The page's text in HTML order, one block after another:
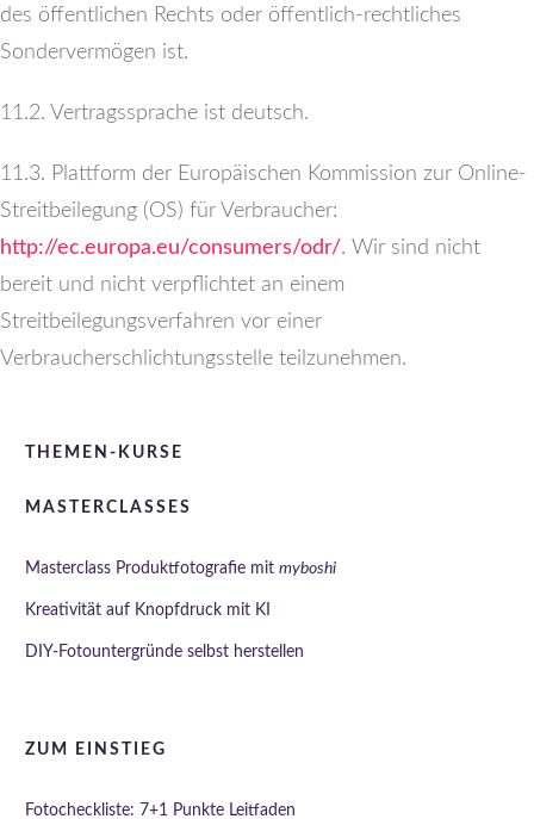
des öffentlichen Rechts oder öffentlich-rechtliches
Sondervermögen ist.
11.2. Vertragssprache ist deutsch.
11.3. Plattform der Europäischen Kommission zur Online-
Streitbeilegung (OS) für Verbraucher:
http://ec.europa.eu/consumers/odr/. Wir sind nicht
bereit und nicht verpflichtet an einem
Streitbeilegungsverfahren vor einer
Verbraucherschlichtungsstelle teilzunehmen.
THEMEN-KURSE
MASTERCLASSES
Masterclass Produktfotografie mit myboshi
Kreativität auf Knopfdruck mit KI
DIY-Fotountergründe selbst herstellen
ZUM EINSTIEG
Fotocheckliste: 7+1 Punkte Leitfaden